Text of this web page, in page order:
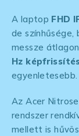
A laptop FHD
de
messze
Hz
egyenletesebb.
Az Acer
rendszer
mellett is